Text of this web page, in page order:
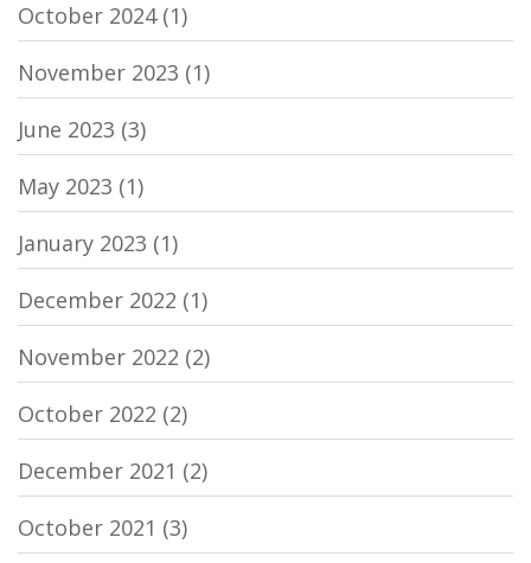
October 2024(1)
November 2023 (1)
June 2023 (3)
May 2023 (1)
January 2023 (1)
December 2022 (1)
November 2022 (2)
October 2022 (2)
December 2021 (2)
October 2021 (3)